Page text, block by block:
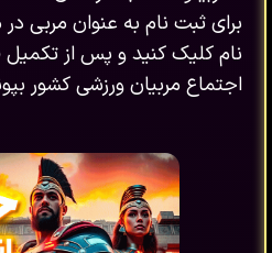
برای ثبت نام به عنوان مربی
نام کلیک کنید و پس از تکمیل
اجتماع مربیان ورزشی کشور